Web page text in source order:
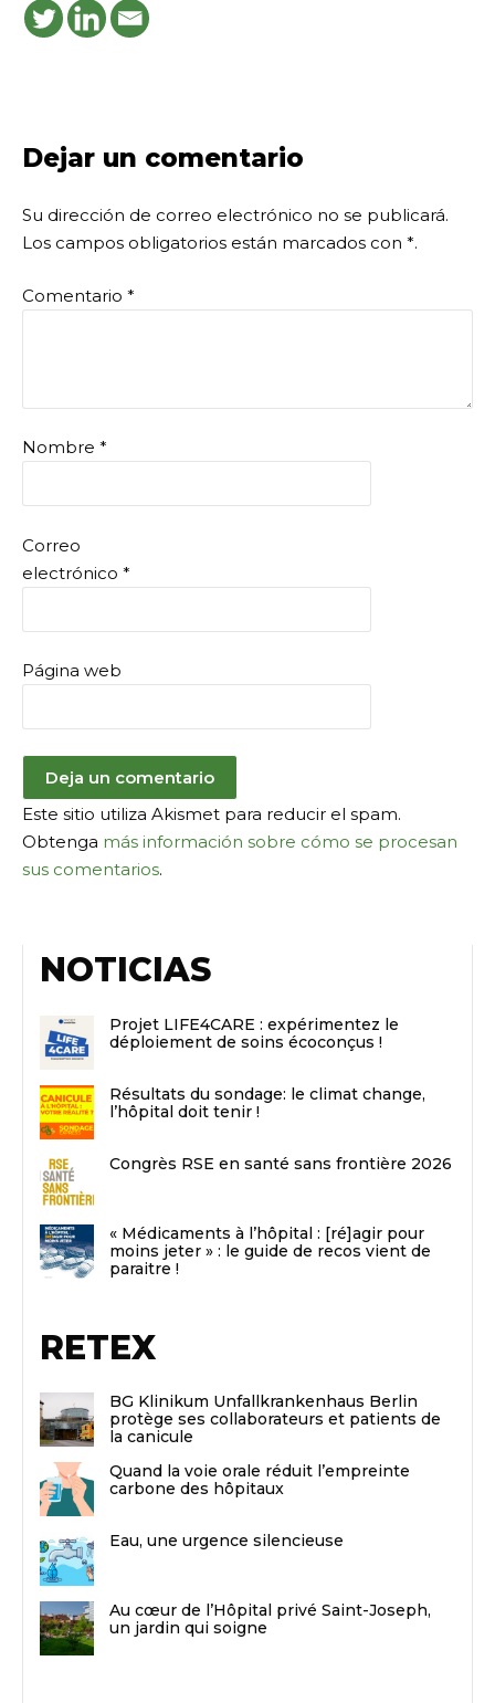
Dejar un comentario
Su dirección de correo electrónico no se publicará.
Los campos obligatorios están marcados con *.
Comentario *
Nombre *
Correo
electrónico *
Página web
Este sitio utiliza Akismet para reducir el spam.
Obtenga más información sobre cómo se procesan
sus comentarios.
NOTICIAS
Projet LIFE4CARE : expérimentez le
déploiement de soins écoconçus !
Résultats du sondage: le climat change,
l’hôpital doit tenir !
Congrès RSE en santé sans frontière 2026
« Médicaments à l’hôpital : [ré]agir pour
moins jeter » : le guide de recos vient de
paraitre !
RETEX
BG Klinikum Unfallkrankenhaus Berlin
protège ses collaborateurs et patients de
la canicule
Quand la voie orale réduit l’empreinte
carbone des hôpitaux
Eau, une urgence silencieuse
Au cœur de l’Hôpital privé Saint-Joseph,
un jardin qui soigne